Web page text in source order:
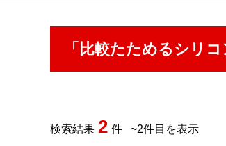
「比較たためるシリ
検索結果 2 件 ~2件目を表示